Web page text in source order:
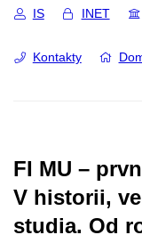
IS INET
Kontakty
FI MU –
V historii,
studia. Od